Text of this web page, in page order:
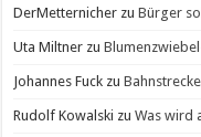
DerMetternicher zuBürger
Uta Miltner zu
Johannes Fuck zu
Rudolf Kowalski zuWas wird